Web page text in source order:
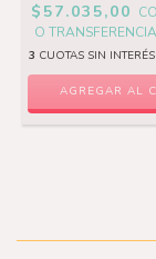
$57.035,00
O
3 CUOTAS SIN
AGREGAR AL